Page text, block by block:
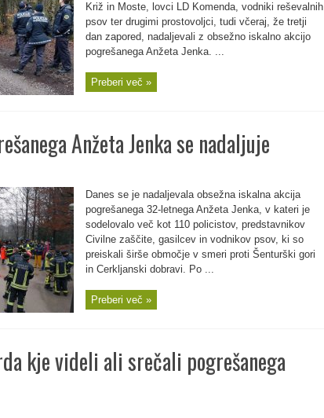
Križ in Moste, lovci LD Komenda, vodniki reševalnih
psov ter drugimi prostovoljci, tudi včeraj, že tretji
dan zapored, nadaljevali z obsežno iskalno akcijo
pogrešanega Anžeta Jenka. ...
Preberi več »
Anžeta Jenka se nadaljuje
Danes se je nadaljevala obsežna iskalna akcija
pogrešanega 32-letnega Anžeta Jenka, v kateri je
sodelovalo več kot 110 policistov, predstavnikov
Civilne zaščite, gasilcev in vodnikov psov, ki so
preiskali širše območje v smeri proti Šenturški gori
in Cerkljanski dobravi. Po ...
Preberi več »
kje videli ali srečali pogrešanega